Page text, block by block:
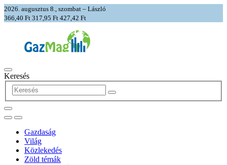
2026. augusztus 8., szombat – László
366,40 Ft 317,95 Ft 427,42 Ft
Keresés
Gazdaság
Világ
Közlekedés
Zöld témák